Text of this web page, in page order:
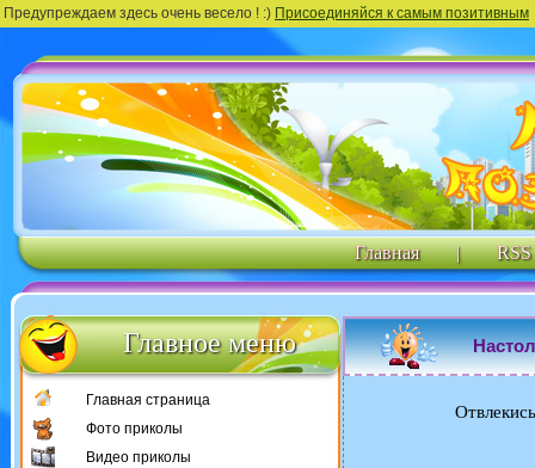
Предупреждаем здесь очень весело ! :) Присоединяйся к самым позитивным
Главная | RSS
Главное меню
Главная страница
Фото приколы
Видео приколы